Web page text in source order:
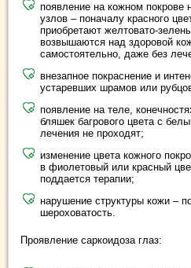
появление на кожном покрове
узлов – поначалу красного
приобретают желтовато-
возвышаются над здоровой
самостоятельно, даже без
внезапное покраснение и
устаревших шрамов или
появление на теле,
бляшек багрового цвета с
лечения не проходят;
изменение цвета кожного
в фиолетовый или красный
поддается терапии;
нарушение структуры кожи –
шероховатость.
Проявление саркоидоза глаз: